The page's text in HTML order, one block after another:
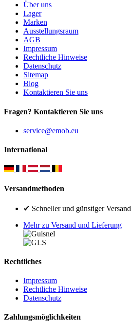
Über uns
Lager
Marken
Ausstellungsraum
AGB
Impressum
Rechtliche Hinweise
Datenschutz
Sitemap
Blog
Kontaktieren Sie uns
Fragen? Kontaktieren Sie uns
service@emob.eu
International
Versandmethoden
✔ Schneller und günstiger Versand
Mehr zu Versand und Lieferung
Rechtliches
Impressum
Rechtliche Hinweise
Datenschutz
Zahlungsmöglichkeiten